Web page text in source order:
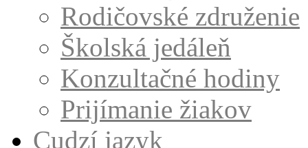
Rodičovské združenie
Školská jedáleň
Konzultačné hodiny
Prijímanie žiakov
Cudzí jazyk